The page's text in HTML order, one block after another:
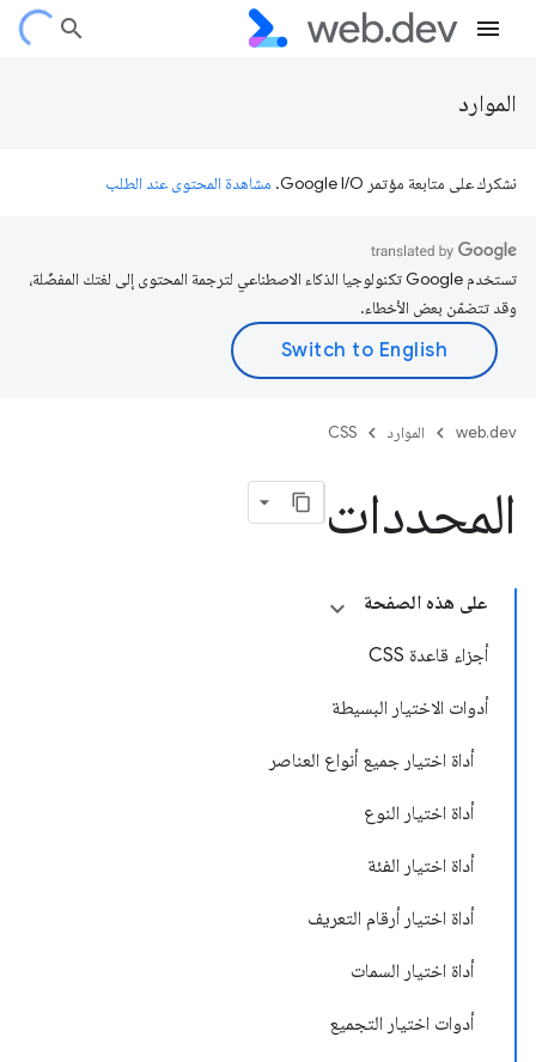
الموارد
نشكرك على متابعة مؤتمر Google I/O. مشاهدة المحتوى عند الطلب
تستخدم Google تكنولوجيا الذكاء الاصطناعي لترجمة المحتوى إلى لغتك المفضّلة،
وقد تتضمّن بعض الأخطاء.
web.dev الموارد CSS
المحددات
على هذه الصفحة
أجزاء قاعدة CSS
أدوات الاختيار البسيطة
أداة اختيار جميع أنواع العناصر
أداة اختيار النوع
أداة اختيار الفئة
أداة اختيار أرقام التعريف
أداة اختيار السمات
أدوات اختيار التجميع